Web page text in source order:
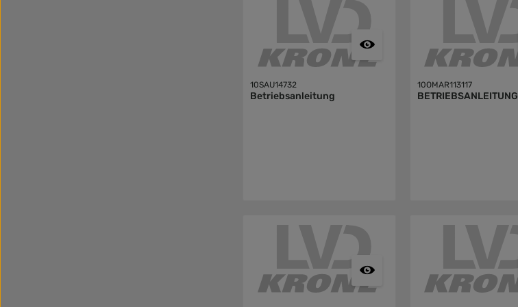
10SAU14732
Betriebsanleitung
10OMAR113117
BETRIEBSANLEITUNG